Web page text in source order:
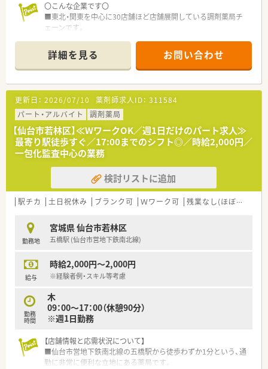
〇このような方にオススメです〇
■在宅経験があり、在宅対応スキルに更に磨きをかけたいとお考
えの方！
■在宅未経験だが、一からスキルを身に着けたいとお考えの方！
■管理薬剤師として店舗マネジメントの経験を積みたい。
■中規模の薬局で安定経営の企業で地域の方々に貢献したい。
〇こんな企業です〇
■東北・関東を中心に30店舗ほど店舗展開している調剤薬局チ
ェーンです。
宅・施設どちらも幅広く展開してる企業です。
■新卒・中途採用、双方行っており、特に若手が活躍している薬局
の多い会社です。e-ラーニング会社負担はもちろん、研修体制も
充実している会社です。
■今後の薬剤師業界の先を見据え、国の求める薬局ビジョンに沿
う店舗運営・社内教育を行っています。
※対人業務へ特化し、調剤の機械化・システムの導入に積極的
で、ドクター・患者様・その他コメディカルと連携し地域医療を支
える薬局作りを行っています
■患者様のために！地域医療への貢献を目指しています
■風通しが良い社風で積極的に学べる、挑戦出来る環境の社風で
す。大手ほど厳しいハードルを設けず、手を挙げてくれる社員に
はまず任せてみることを大事にしている薬局です。
■夏季・年末年始休暇の他、結婚休暇などの休暇制度が充実して
います。
〇こんな薬局です〇
■近隣の内科クリニックからの外来対応や、在宅への対応も今後
積極的に行っていく店舗です。
人事交流を通して薬剤師としての幅を広げつつ活躍出来る環境
があります。
≪業務内容≫
■今後新店の可能性もあるエリアで業務拡大に伴う増員の募集
です。複数店舗を掛け持ち経験を積みたい、管理薬剤師として店
たのキャリアアップに繋がるプランを一緒に考え配置を進めま
す♪
■運転の伴う業務があるため、基本運転免許が必須になります。
詳細を見る お問い合わせ
更新日： 2026/07/10 薬剤師求人ID： 311584
パート・アルバイト
調剤薬局
【仙台市若林区】≪WワークOK／週1日だけのパート求人≫
最寄り駅徒歩すぐ／17:00までのシフト◎／時給2,000円／
一包化監査中心の業務
検討リストに追加
駅チカ 土日祝休み ブランク可 Ｗワーク可 残業なし(ほぼなし含む)
勤務地
宮城県 仙台市若林区
五橋駅 (仙台市営地下鉄南北線)
給与
時給2,000円～2,000円
※経験者例・スキル等考慮
勤務
時間
木
09：00～17：00（休憩90分）
※週1日勤務
【店舗情報と応需状況について】
■仙台市営地下鉄南北線の五橋駅から徒歩わずか1分という、通
勤に非常に便利な立地にある薬局です。